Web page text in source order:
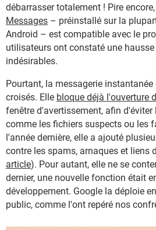
débarrasser totalement ! Pire
Messages – préinstallé sur la
Android – est compatible avec le
utilisateurs ont constaté une
indésirables.
Pourtant, la messagerie instantanée
croisés. Elle bloque déjà l'ouverture
fenêtre d'avertissement, afin
comme les fichiers suspects ou les
l'année dernière, elle a ajouté
contre les spams, arnaques et liens
article). Pour autant, elle ne se
dernier, une nouvelle fonction était
développement. Google la déploie
public, comme l'ont repéré nos